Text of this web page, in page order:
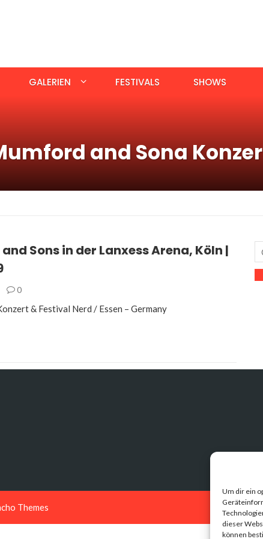
Um dir ein
dieser
können
GALERIEN FESTIVALS SHOWS
and Sona
Sons in der Lanxess Arena, Köln |
0
& Festival Nerd / Essen – Germany
Themes